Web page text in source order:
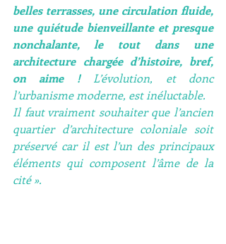
belles terrasses, une circulation fluide,
une quiétude bienveillante et presque
nonchalante, le tout dans une
architecture chargée d’histoire, bref,
on aime ! L’évolution, et donc
l’urbanisme moderne, est inéluctable.
Il faut vraiment souhaiter que l’ancien
quartier d’architecture coloniale soit
préservé car il est l’un des principaux
éléments qui composent l’âme de la
cité ».